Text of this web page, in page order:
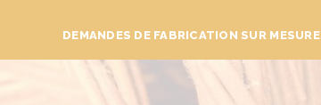
DEMANDES DE FABRICATION SUR MESURE